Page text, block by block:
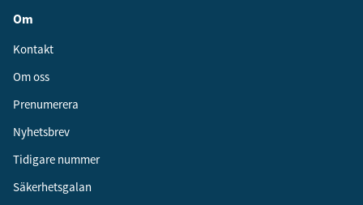
Om
Kontakt
Om oss
Prenumerera
Nyhetsbrev
Tidigare nummer
Säkerhetsgalan